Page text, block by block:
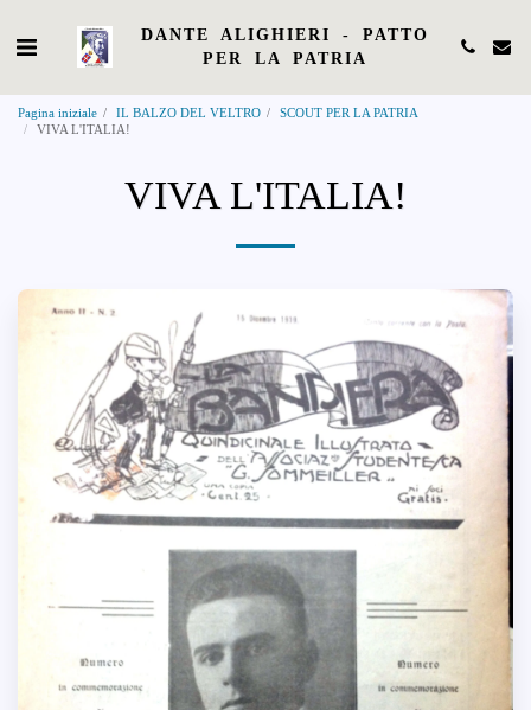
DANTE ALIGHIERI - PATTO
PER LA PATRIA
Pagina iniziale IL BALZO DEL VELTRO
SCOUT PER LA PATRIA
VIVA L'ITALIA!
VIVA L'ITALIA!